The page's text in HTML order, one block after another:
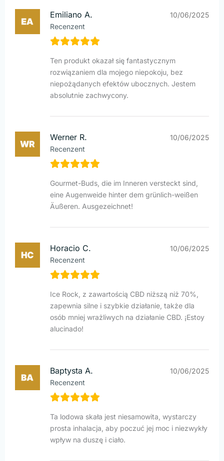
Emiliano A.
Recenzent
10/06/2025
Ten produkt okazał się fantastycznym
rozwiązaniem dla mojego niepokoju, bez
niepożądanych efektów ubocznych. Jestem
absolutnie zachwycony.
Werner R.
Recenzent
10/06/2025
Gourmet-Buds, die im Inneren versteckt sind,
eine Augenweide hinter dem grünlich-weißen
Äußeren. Ausgezeichnet!
Horacio C.
Recenzent
10/06/2025
Ice Rock, z zawartością CBD niższą niż 70%,
zapewnia silne i szybkie działanie, także dla
osób mniej wrażliwych na działanie CBD. ¡Estoy
alucinado!
Baptysta A.
Recenzent
10/06/2025
Ta lodowa skała jest niesamowita, wystarczy
prosta inhalacja, aby poczuć jej moc i niezwykły
wpływ na duszę i ciało.